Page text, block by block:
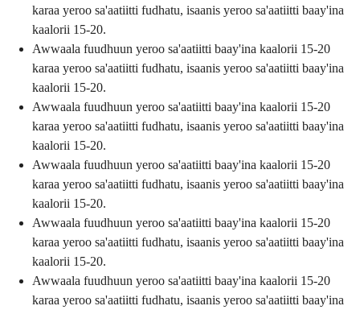
karaa yeroo sa'aatiitti fudhatu, isaanis yeroo sa'aatiitti baay'ina
kaalorii 15-20.
Awwaala fuudhuun yeroo sa'aatiitti baay'ina kaalorii 15-20
karaa yeroo sa'aatiitti fudhatu, isaanis yeroo sa'aatiitti baay'ina
kaalorii 15-20.
Awwaala fuudhuun yeroo sa'aatiitti baay'ina kaalorii 15-20
karaa yeroo sa'aatiitti fudhatu, isaanis yeroo sa'aatiitti baay'ina
kaalorii 15-20.
Awwaala fuudhuun yeroo sa'aatiitti baay'ina kaalorii 15-20
karaa yeroo sa'aatiitti fudhatu, isaanis yeroo sa'aatiitti baay'ina
kaalorii 15-20.
Awwaala fuudhuun yeroo sa'aatiitti baay'ina kaalorii 15-20
karaa yeroo sa'aatiitti fudhatu, isaanis yeroo sa'aatiitti baay'ina
kaalorii 15-20.
Awwaala fuudhuun yeroo sa'aatiitti baay'ina kaalorii 15-20
karaa yeroo sa'aatiitti fudhatu, isaanis yeroo sa'aatiitti baay'ina